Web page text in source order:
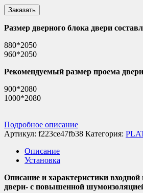
Заказать
Размер дверного блока двери
880*2050
960*2050
Рекомендуемый размер проема
900*2080
1000*2080
Подробное описание
Артикул: f223ce47fb38 Категория:
Описание
Установка
Описание и характеристики входной
двери- с повышенной